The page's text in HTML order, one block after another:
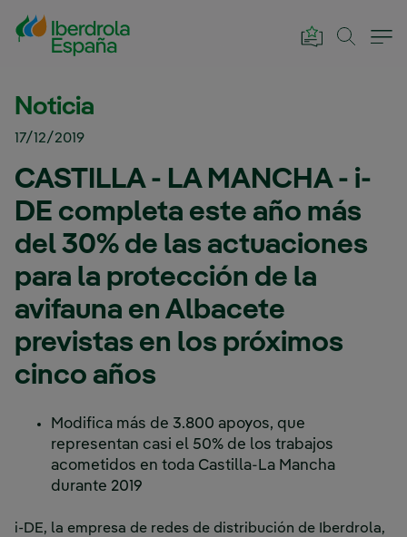
Saltar al contenido principal
Noticia
17/12/2019
CASTILLA - LA MANCHA - i-
DE completa este año más
del 30% de las actuaciones
para la protección de la
avifauna en Albacete
previstas en los próximos
cinco años
Modifica más de 3.800 apoyos, que
representan casi el 50% de los trabajos
acometidos en toda Castilla-La Mancha
durante 2019
i-DE, la empresa de redes de distribución de Iberdrola,